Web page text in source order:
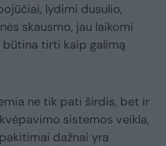
lydimi dusulio,
skausmo, jau laikomi
būtina tirti kaip galimą
ne tik pati širdis, bet ir
sistemos veikla,
dažnai yra